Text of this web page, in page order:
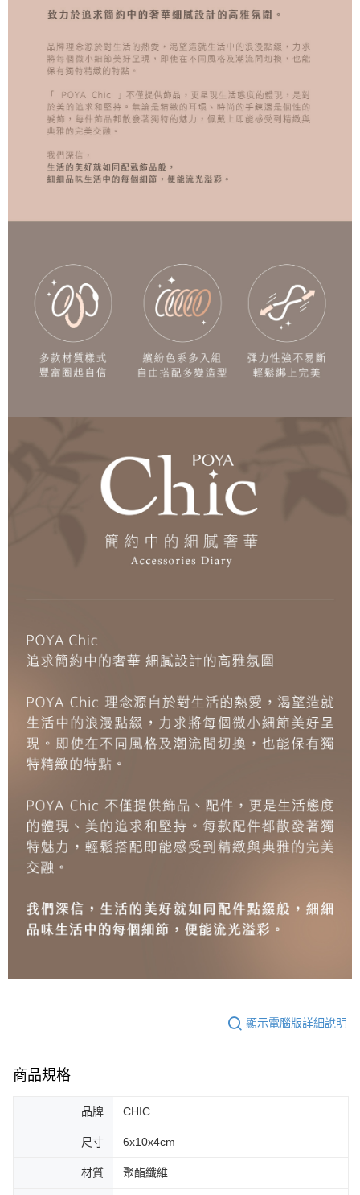
顯示電腦版詳細說明
商品規格
品牌 CHIC
尺寸 6x10x4cm
材質 聚酯纖維